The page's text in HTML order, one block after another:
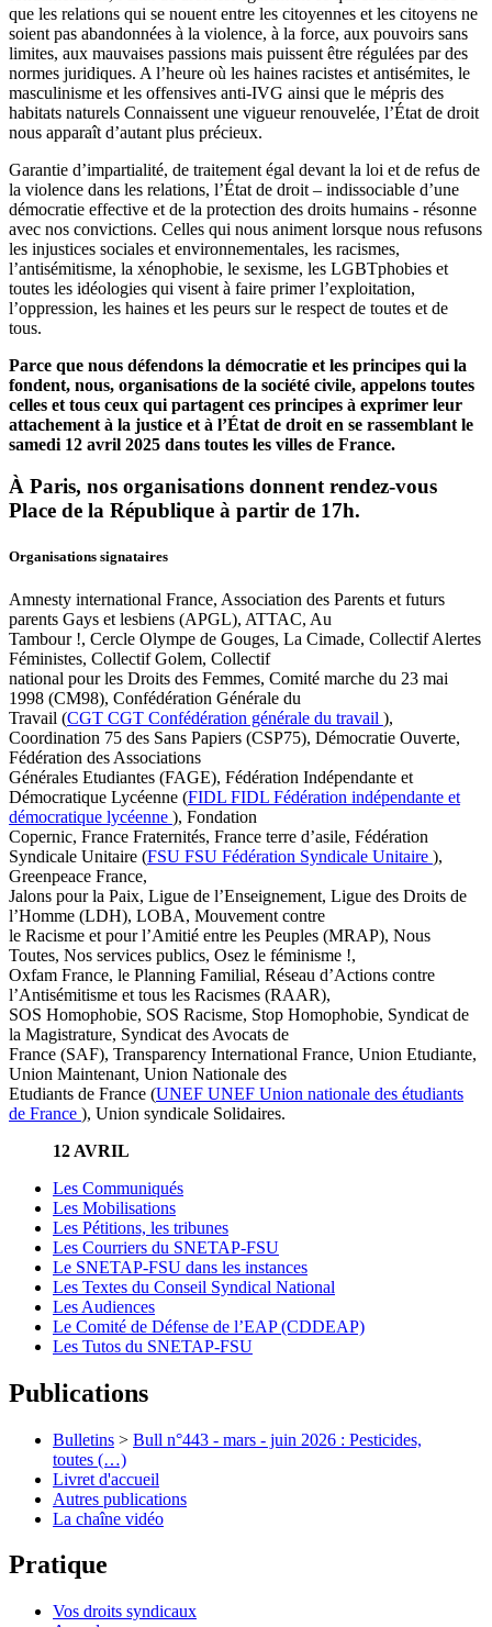
que les relations qui se nouent entre les citoyennes et les citoyens ne
soient pas abandonnées à la violence, à la force, aux pouvoirs sans
limites, aux mauvaises passions mais puissent être régulées par des
normes juridiques. A l’heure où les haines racistes et antisémites, le
masculinisme et les offensives anti-IVG ainsi que le mépris des
habitats naturels Connaissent une vigueur renouvelée, l’État de droit
nous apparaît d’autant plus précieux.
Garantie d’impartialité, de traitement égal devant la loi et de refus de
la violence dans les relations, l’État de droit – indissociable d’une
démocratie effective et de la protection des droits humains - résonne
avec nos convictions. Celles qui nous animent lorsque nous refusons
les injustices sociales et environnementales, les racismes,
l’antisémitisme, la xénophobie, le sexisme, les LGBTphobies et
toutes les idéologies qui visent à faire primer l’exploitation,
l’oppression, les haines et les peurs sur le respect de toutes et de
tous.
Parce que nous défendons la démocratie et les principes qui la
fondent, nous, organisations de la société civile, appelons toutes
celles et tous ceux qui partagent ces principes à exprimer leur
attachement à la justice et à l’État de droit en se rassemblant le
samedi 12 avril 2025 dans toutes les villes de France.
À Paris, nos organisations donnent rendez-vous
Place de la République à partir de 17h.
Organisations signataires
Amnesty international France, Association des Parents et futurs
parents Gays et lesbiens (APGL), ATTAC, Au
Tambour !, Cercle Olympe de Gouges, La Cimade, Collectif Alertes
Féministes, Collectif Golem, Collectif
national pour les Droits des Femmes, Comité marche du 23 mai
1998 (CM98), Confédération Générale du
Travail (CGT CGT Confédération générale du travail ),
Coordination 75 des Sans Papiers (CSP75), Démocratie Ouverte,
Fédération des Associations
Générales Etudiantes (FAGE), Fédération Indépendante et
Démocratique Lycéenne (FIDL FIDL Fédération indépendante et
démocratique lycéenne ), Fondation
Copernic, France Fraternités, France terre d’asile, Fédération
Syndicale Unitaire (FSU FSU Fédération Syndicale Unitaire ),
Greenpeace France,
Jalons pour la Paix, Ligue de l’Enseignement, Ligue des Droits de
l’Homme (LDH), LOBA, Mouvement contre
le Racisme et pour l’Amitié entre les Peuples (MRAP), Nous
Toutes, Nos services publics, Osez le féminisme !,
Oxfam France, le Planning Familial, Réseau d’Actions contre
l’Antisémitisme et tous les Racismes (RAAR),
SOS Homophobie, SOS Racisme, Stop Homophobie, Syndicat de
la Magistrature, Syndicat des Avocats de
France (SAF), Transparency International France, Union Etudiante,
Union Maintenant, Union Nationale des
Etudiants de France (UNEF UNEF Union nationale des étudiants
de France ), Union syndicale Solidaires.
12 AVRIL
Les Communiqués
Les Mobilisations
Les Pétitions, les tribunes
Les Courriers du SNETAP-FSU
Le SNETAP-FSU dans les instances
Les Textes du Conseil Syndical National
Les Audiences
Le Comité de Défense de l’EAP (CDDEAP)
Les Tutos du SNETAP-FSU
Publications
Bulletins > Bull n°443 - mars - juin 2026 : Pesticides,
toutes (…)
Livret d'accueil
Autres publications
La chaîne vidéo
Pratique
Vos droits syndicaux